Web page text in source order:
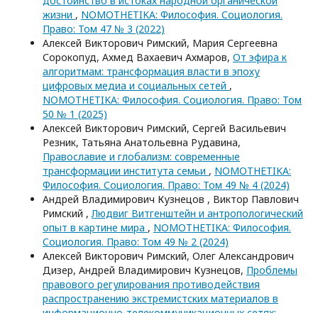
жизни , NOMOTHETIKA: Философия. Социология.
Право: Том 47 № 3 (2022)
Алексей Викторович Римский, Мария Сергеевна
Сорокопуд, Ахмед Вахаевич Ахмаров, От эфира к
алгоритмам: трансформация власти в эпоху
цифровых медиа и социальных сетей ,
NOMOTHETIKA: Философия. Социология. Право: Том
50 № 1 (2025)
Алексей Викторович Римский, Сергей Васильевич
Резник, Татьяна Анатольевна Рудавина,
Православие и глобализм: современные
трансформации института семьи , NOMOTHETIKA:
Философия. Социология. Право: Том 49 № 4 (2024)
Андрей Владимирович Кузнецов , Виктор Павлович
Римский ,Людвиг Витгенштейн и антропологический
опыт в картине мира , NOMOTHETIKA: Философия.
Социология. Право: Том 49 № 2 (2024)
Алексей Викторович Римский, Олег Александрович
Дизер, Андрей Владимирович Кузнецов, Проблемы
правового регулирования противодействия
распространению экстремистских материалов в